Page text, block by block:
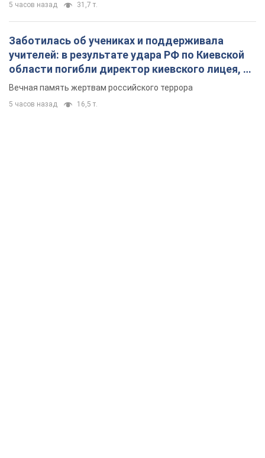
5 часов назад 31,7 т.
Заботилась об учениках и поддерживала
учителей: в результате удара РФ по Киевской
области погибли директор киевского лицея, её
муж и внук
Вечная память жертвам российского террора
5 часов назад 16,5 т.